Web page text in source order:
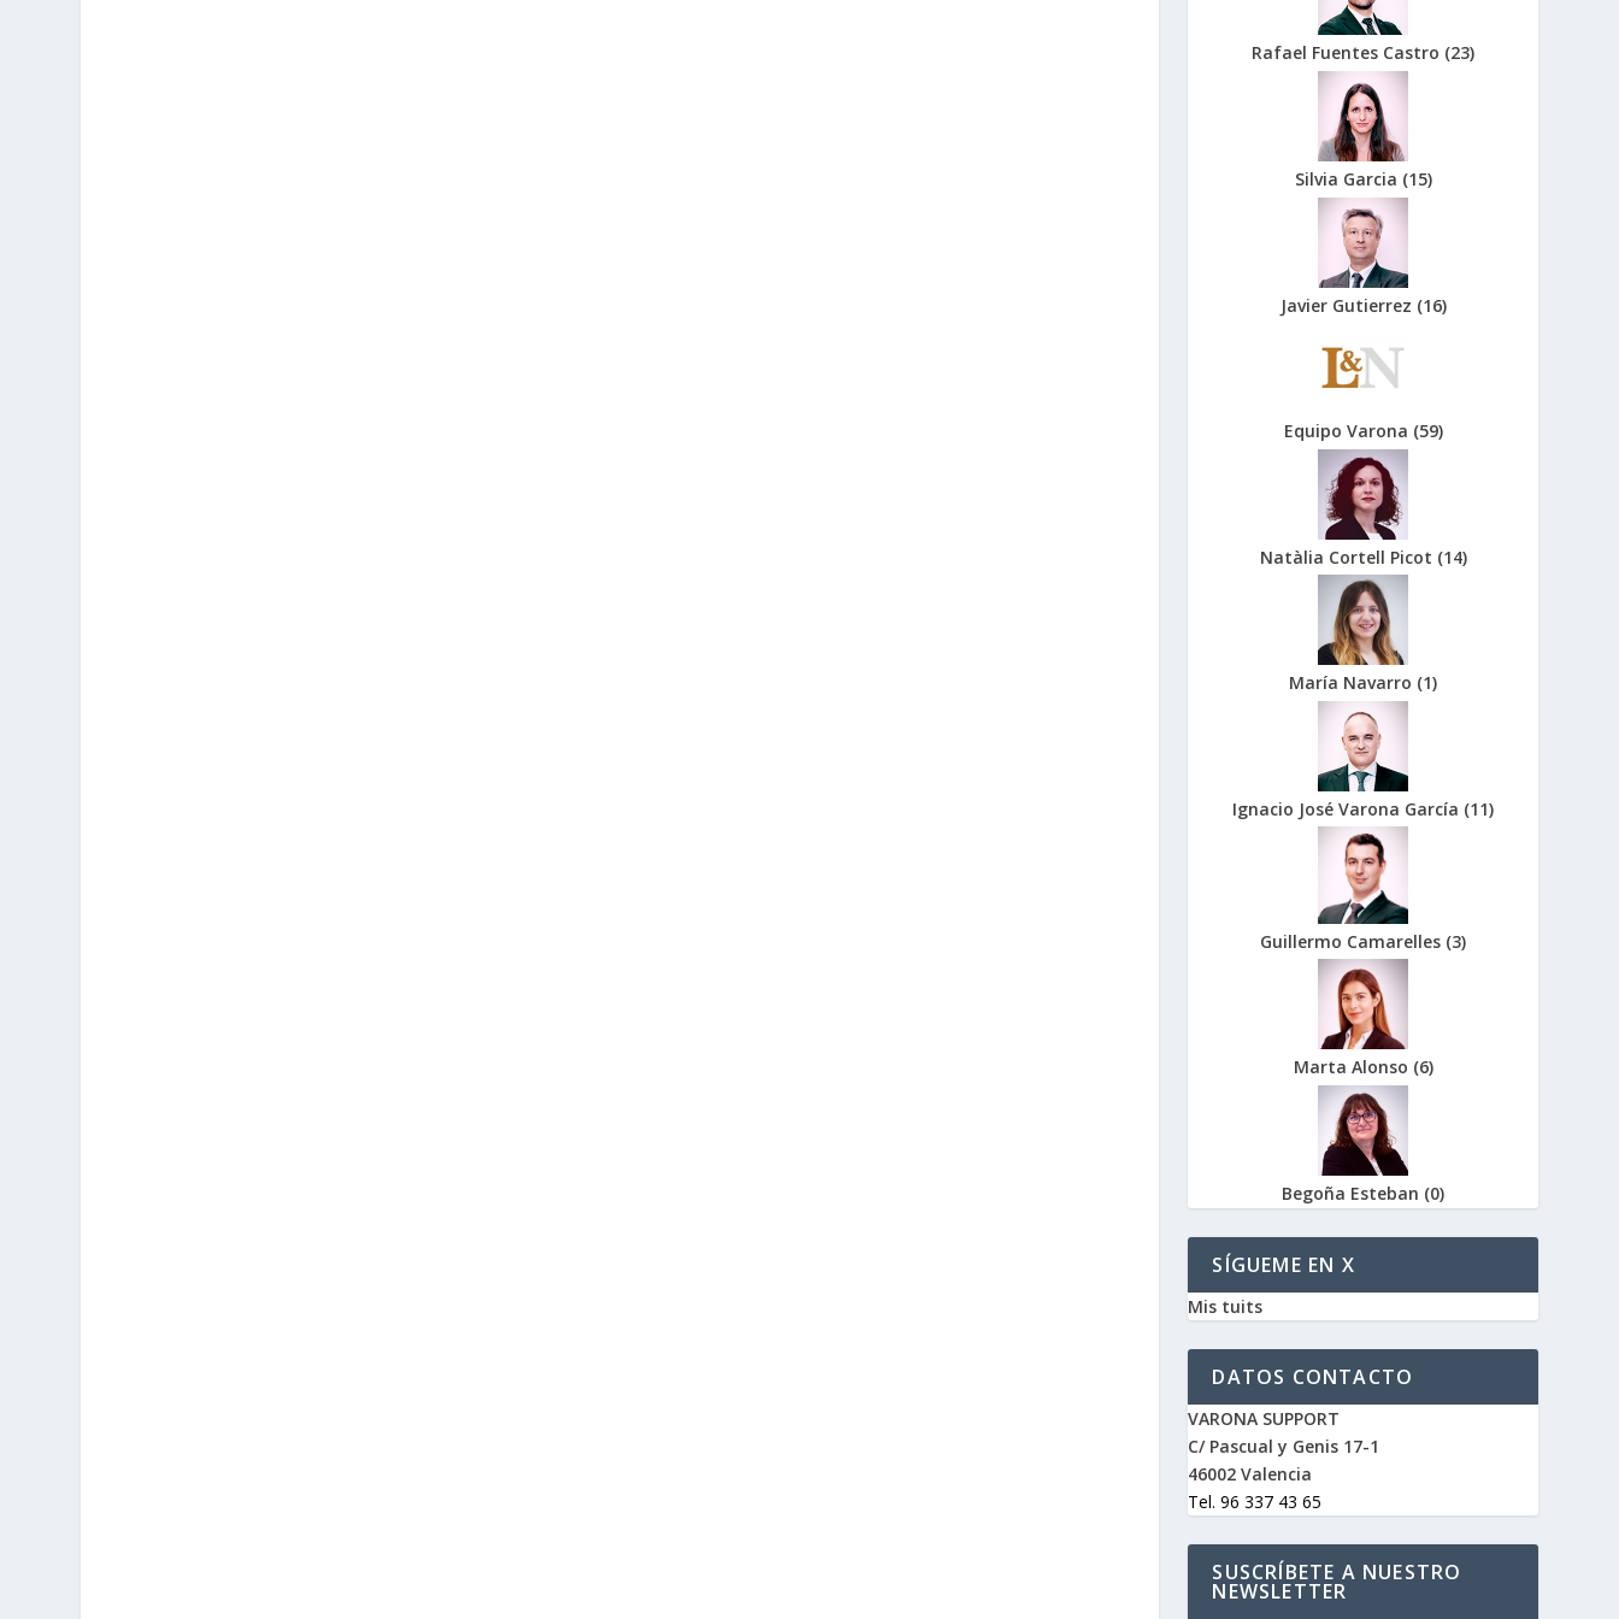
Rafael Fuentes Castro (23)
Silvia Garcia (15)
Javier Gutierrez (16)
Equipo Varona (59)
Natàlia Cortell Picot (14)
María Navarro (1)
Ignacio José Varona García (11)
Guillermo Camarelles (3)
Marta Alonso (6)
Begoña Esteban (0)
SÍGUEME EN X
Mis tuits
DATOS CONTACTO
VARONA SUPPORT
C/ Pascual y Genis 17-1
46002 Valencia
Tel. 96 337 43 65
SUSCRÍBETE A NUESTRO
NEWSLETTER